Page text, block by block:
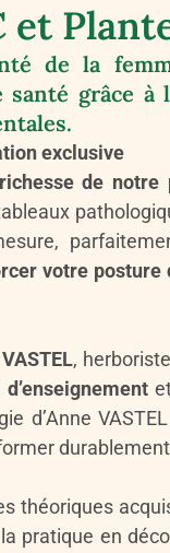
et
de la
grâce à
exclusive
richesse de notre
votre posture
,
d’Anne
théoriques
pratique en